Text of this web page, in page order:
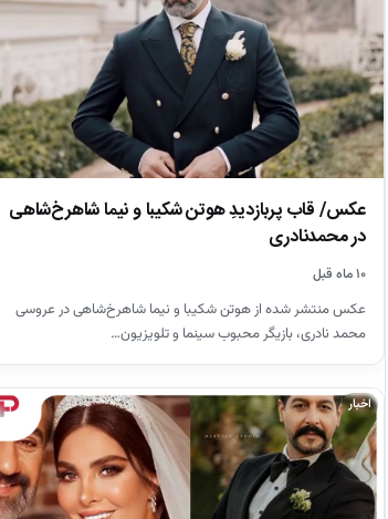
عکس/ قاب پربازدیدِ هوتن شکیبا و نیما شاهرخ‌شاهی
در محمدنادری
۱۰ ماه قبل
عکس‌ منتشر شده از هوتن شکیبا و نیما شاهرخ‌شاهی در عروسی
محمد نادری، بازیگر محبوب سینما و تلویزیون…
اخبار